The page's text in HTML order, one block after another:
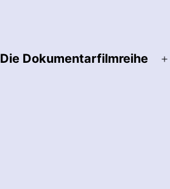
Die Dokumentarfilmreihe